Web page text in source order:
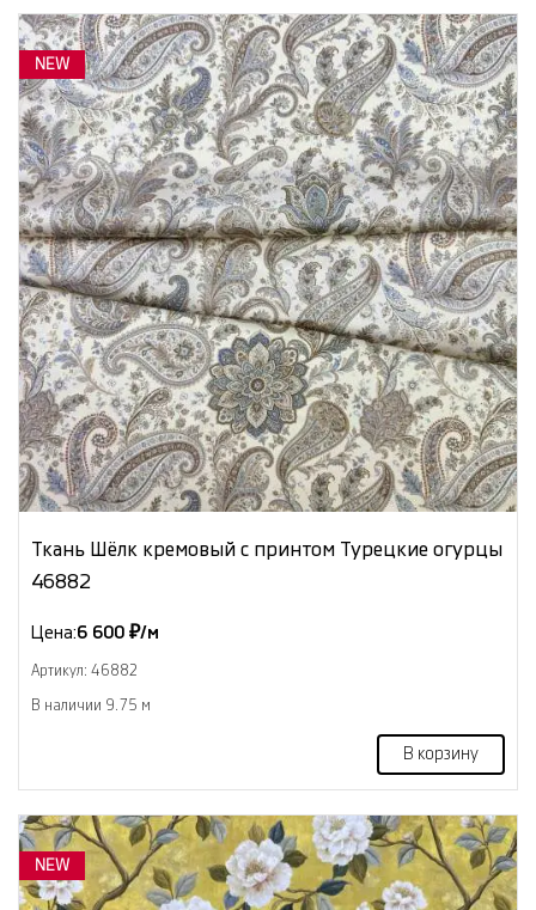
NEW
Ткань Шёлк кремовый с принтом Турецкие огурцы
46882
Цена:6 600 ₽/м
Артикул: 46882
В наличии 9.75 м
В корзину
NEW